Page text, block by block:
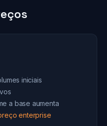
iniciais
a base aumenta
enterprise